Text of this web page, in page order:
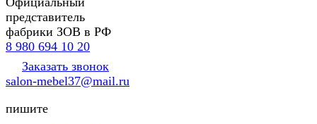
представитель
фабрики ЗОВ в РФ
8 980 694 10 20
Заказать звонок
salon-mebel37@mail.ru
пишите